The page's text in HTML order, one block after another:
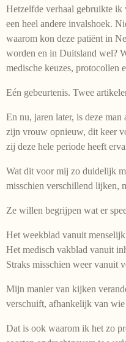
Hetzelfde verhaal gebruikte ik
een heel andere invalshoek.
waarom kon deze patiënt in
worden en in Duitsland wel?
medische keuzes, protocollen
Eén gebeurtenis. Twee
En nu, jaren later, is deze
zijn vrouw opnieuw, dit keer
zij deze hele periode heeft
Wat dit voor mij zo duidelijk
misschien verschillend lijken,
Ze willen begrijpen wat er
Het weekblad vanuit
Het medisch vakblad vanuit
Straks misschien weer vanuit
Mijn manier van kijken
verschuift, afhankelijk van wie
Dat is ook waarom ik het zo